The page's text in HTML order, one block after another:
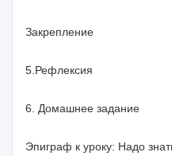
Закрепление
5.Рефлексия
6. Домашнее задание
Эпиграф к уроку: Надо